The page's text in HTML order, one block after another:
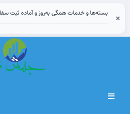
بسته‌ها و خدمات همگی به‌روز و آماده ثبت ×
تبديل